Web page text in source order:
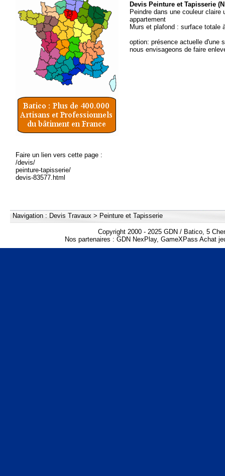
Faire un lien vers cette page :
/devis/
peinture-tapisserie/
devis-83577.html
Devis Peinture et Tapisserie
Peindre dans une couleur claire
appartement
Murs et plafond : surface totale
option: présence actuelle d'une
nous envisageons de faire
Navigation : Devis Travaux > Peinture et Tapisserie
Copyright 2000 - 2025 GDN / Batico, 5
Nos partenaires : GDN NexPlay, GameXPass Achat